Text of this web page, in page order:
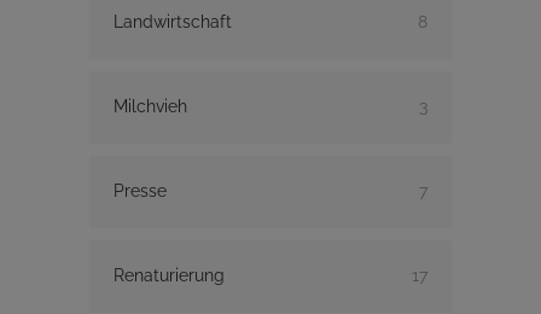
Landwirtschaft 8
Milchvieh 3
Presse 7
Renaturierung 17